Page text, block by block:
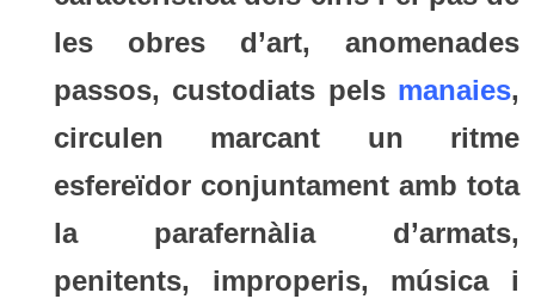
les obres d’art, anomenades
passos, custodiats pels manaies,
circulen marcant un ritme
esfereïdor conjuntament amb tota
la parafernàlia d’armats,
penitents, improperis, música i